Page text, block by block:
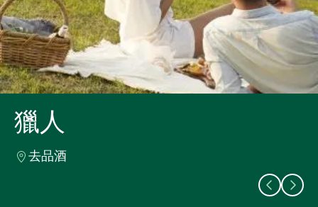
獵人
去品酒
獵人
享受悠閒的週末
獵人
日出時的熱氣球